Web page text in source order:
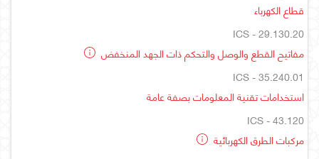
قطاع الكهرباء
ICS - 29.130.20
مفاتيح القطع والوصل والتحكم ذات الجهد المنخفض
ICS - 35.240.01
استخدامات تقنية المعلومات بصفة عامة
ICS - 43.120
مركبات الطرق الكهربائية